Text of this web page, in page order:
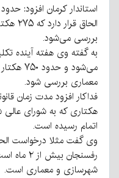
استاندار کرمان افزود:
بررسی می‌شود.
می‌شود
معماری بررسی شود.
هکتاری که به شورای
اتمام رسیده است.
وی گفت مثلا درخواست
رفسنجان
شهرسازی و معماری است.